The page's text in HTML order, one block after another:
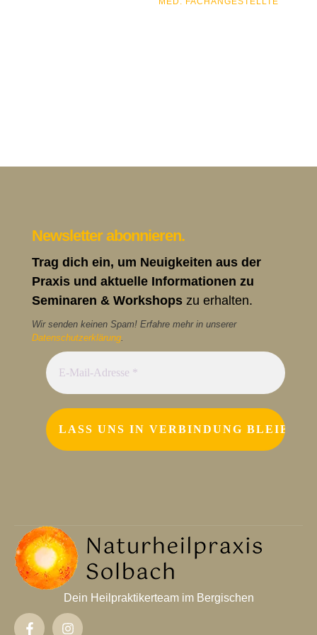
Newsletter abonnieren.
Trag dich ein, um Neuigkeiten aus der
Praxis und aktuelle Informationen zu
Seminaren & Workshops zu erhalten.
Wir senden keinen Spam! Erfahre mehr in unserer
Datenschutzerklärung.
Dein Heilpraktikerteam im Bergischen